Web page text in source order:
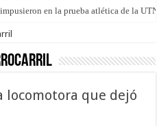
en la prueba atlética de la
años de Aníbal Sampayo
locomotora que dejó